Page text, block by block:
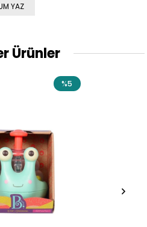
YAZ
Ürünler